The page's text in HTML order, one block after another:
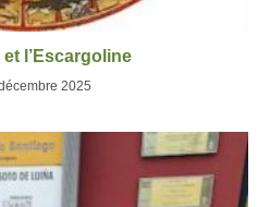
et l’Escargoline
2025